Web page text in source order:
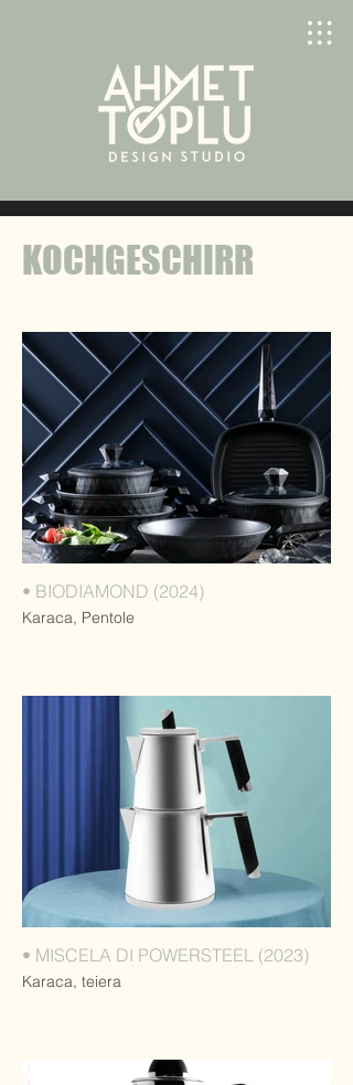
KOCHGESCHIRR
• BIODIAMOND (2024)
Karaca, Pentole
• MISCELA DI POWERSTEEL (2023)
Karaca, teiera